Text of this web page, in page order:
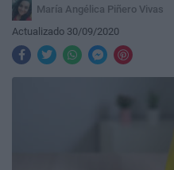
María Angélica Piñero Vivas
Actualizado 30/09/2020